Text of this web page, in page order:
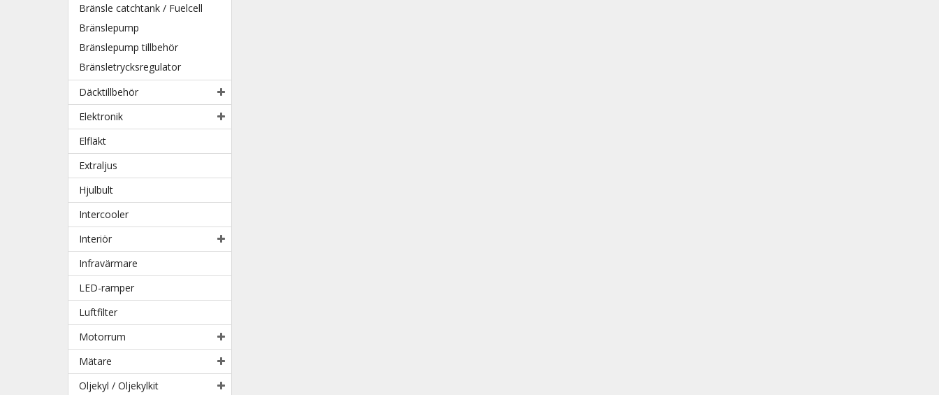
Bränsle catchtank / Fuelcell
Bränslepump
Bränslepump tillbehör
Bränsletrycksregulator
Däcktillbehör
Elektronik
Elfläkt
Extraljus
Hjulbult
Intercooler
Interiör
Infravärmare
LED-ramper
Luftfilter
Motorrum
Mätare
Oljekyl / Oljekylkit